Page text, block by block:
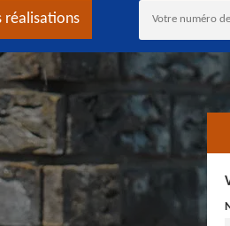
réalisations